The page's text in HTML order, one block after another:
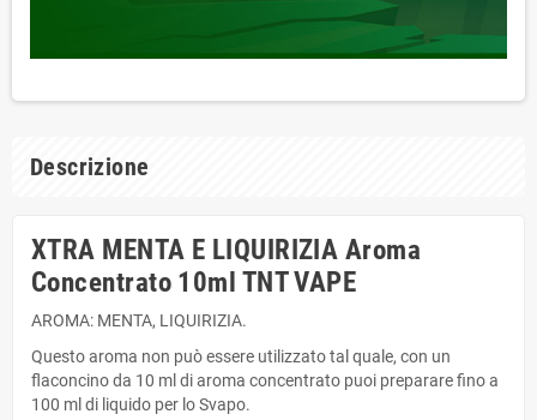
Descrizione
XTRA MENTA E LIQUIRIZIA Aroma
Concentrato 10ml TNT VAPE
AROMA: MENTA, LIQUIRIZIA.
Questo aroma non può essere utilizzato tal quale, con un
flaconcino da 10 ml di aroma concentrato puoi preparare fino a
100 ml di liquido per lo Svapo.